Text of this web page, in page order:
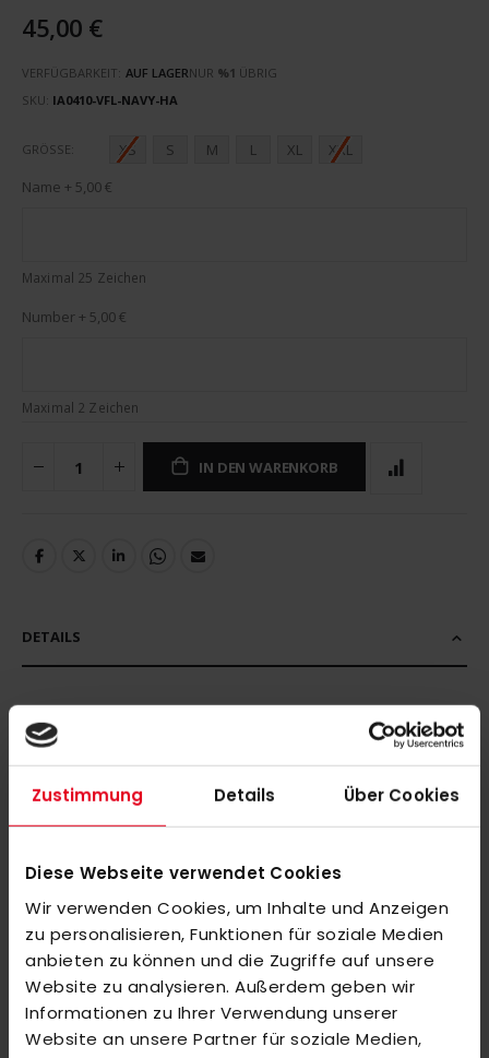
Zustimmung Details Über Cookies
Diese Webseite verwendet Cookies
Wir verwenden Cookies, um Inhalte und Anzeigen
zu personalisieren, Funktionen für soziale Medien
anbieten zu können und die Zugriffe auf unsere
Website zu analysieren. Außerdem geben wir
Informationen zu Ihrer Verwendung unserer
Website an unsere Partner für soziale Medien,
45,00 €
VERFÜGBARKEIT: AUF LAGERNUR %1 ÜBRIG
SKU IA0410-VFL-NAVY-HA
GRÖSSE XS S M L XL
XXL
Name + 5,00 €
Maximal 25 Zeichen
Number + 5,00 €
Maximal 2 Zeichen
IN DEN WARENKORB
DETAILS
neben dem Platz. Damit eignet es sich ideal für Coaches,
Betreuerstab und Spieler_innen zwischen Trainingseinheiten
und Matches. Das kurzärmlige Shirt mit Polokragen und
adidas Logo auf der Brust.
EIGENSCHAFTEN: Interlock, hydrophilic finish, AEROREADY,
teilweise aus recycelten Materialien hergestellt.
Wichtiger Hinweis:
Bitte beachte, dass individuell veredelte bzw. bedruckte Artikel
vom Umtausch oder der Rückgabe leider ausgeschlossen
sind. Da es sich um personalisierte Produkte handelt, können